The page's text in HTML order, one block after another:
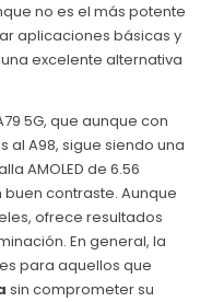
no es el más potente
aplicaciones básicas y
excelente alternativa
5G, que aunque con
A98, sigue siendo una
AMOLED de 6.56
contraste. Aunque
ofrece resultados
En general, la
para aquellos que
sin comprometer su